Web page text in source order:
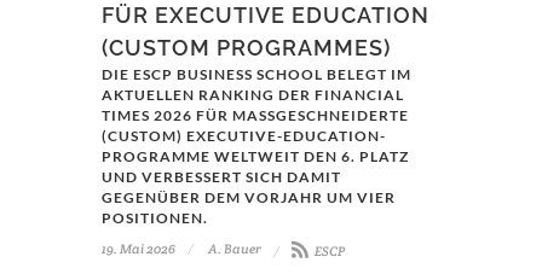
FÜR EXECUTIVE EDUCATION
(CUSTOM PROGRAMMES)
DIE ESCP BUSINESS SCHOOL BELEGT IM
AKTUELLEN RANKING DER FINANCIAL
TIMES 2026 FÜR MASSGESCHNEIDERTE (
CUSTOM) EXECUTIVE-EDUCATION-P
ROGRAMME WELTWEIT DEN 6. PLATZ U
ND VERBESSERT SICH DAMIT G
EGENÜBER DEM VORJAHR UM VIER P
OSITIONEN.
19. Mai 2026
A. Bauer ESCP